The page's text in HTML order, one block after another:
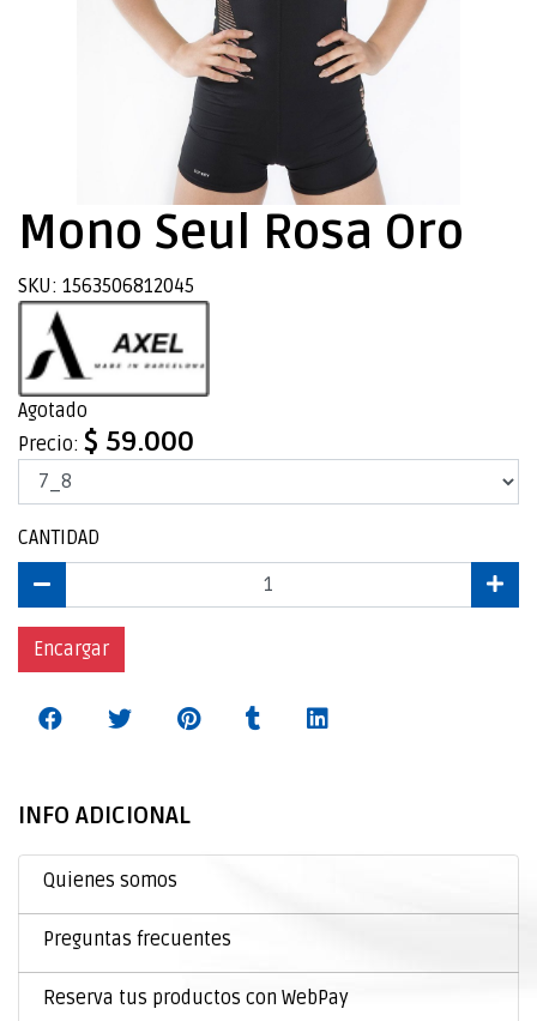
Mono Seul Rosa Oro
SKU: 1563506812045
Agotado
Precio: $ 59.000
CANTIDAD
Encargar
INFO ADICIONAL
Quienes somos
Preguntas frecuentes
Reserva tus productos con WebPay